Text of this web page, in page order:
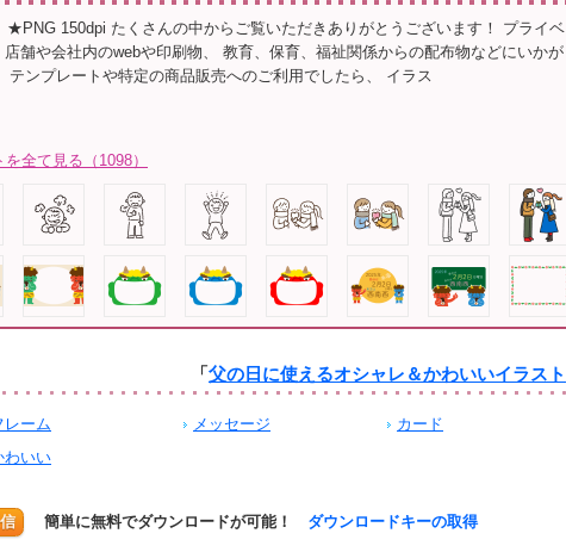
150dpi たくさんの中からご覧いただきありがとうございます！ プライベ
店舗や会社内のwebや印刷物、 教育、保育、福祉関係からの配布物などにいかが
テンプレートや特定の商品販売へのご利用でしたら、 イラス
全て見る（1098）
「父の日に使えるオシャレ＆かわいいイラスト
レーム メッセージ
カード
わいい
簡単に無料でダウンロードが可能！ ダウンロードキーの取得